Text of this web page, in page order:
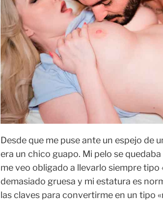
Desde que me puse ante un espejo de
era un chico guapo. Mi pelo se
me veo obligado a llevarlo siempre tipo
demasiado gruesa y mi estatura es
las claves para convertirme en un tipo